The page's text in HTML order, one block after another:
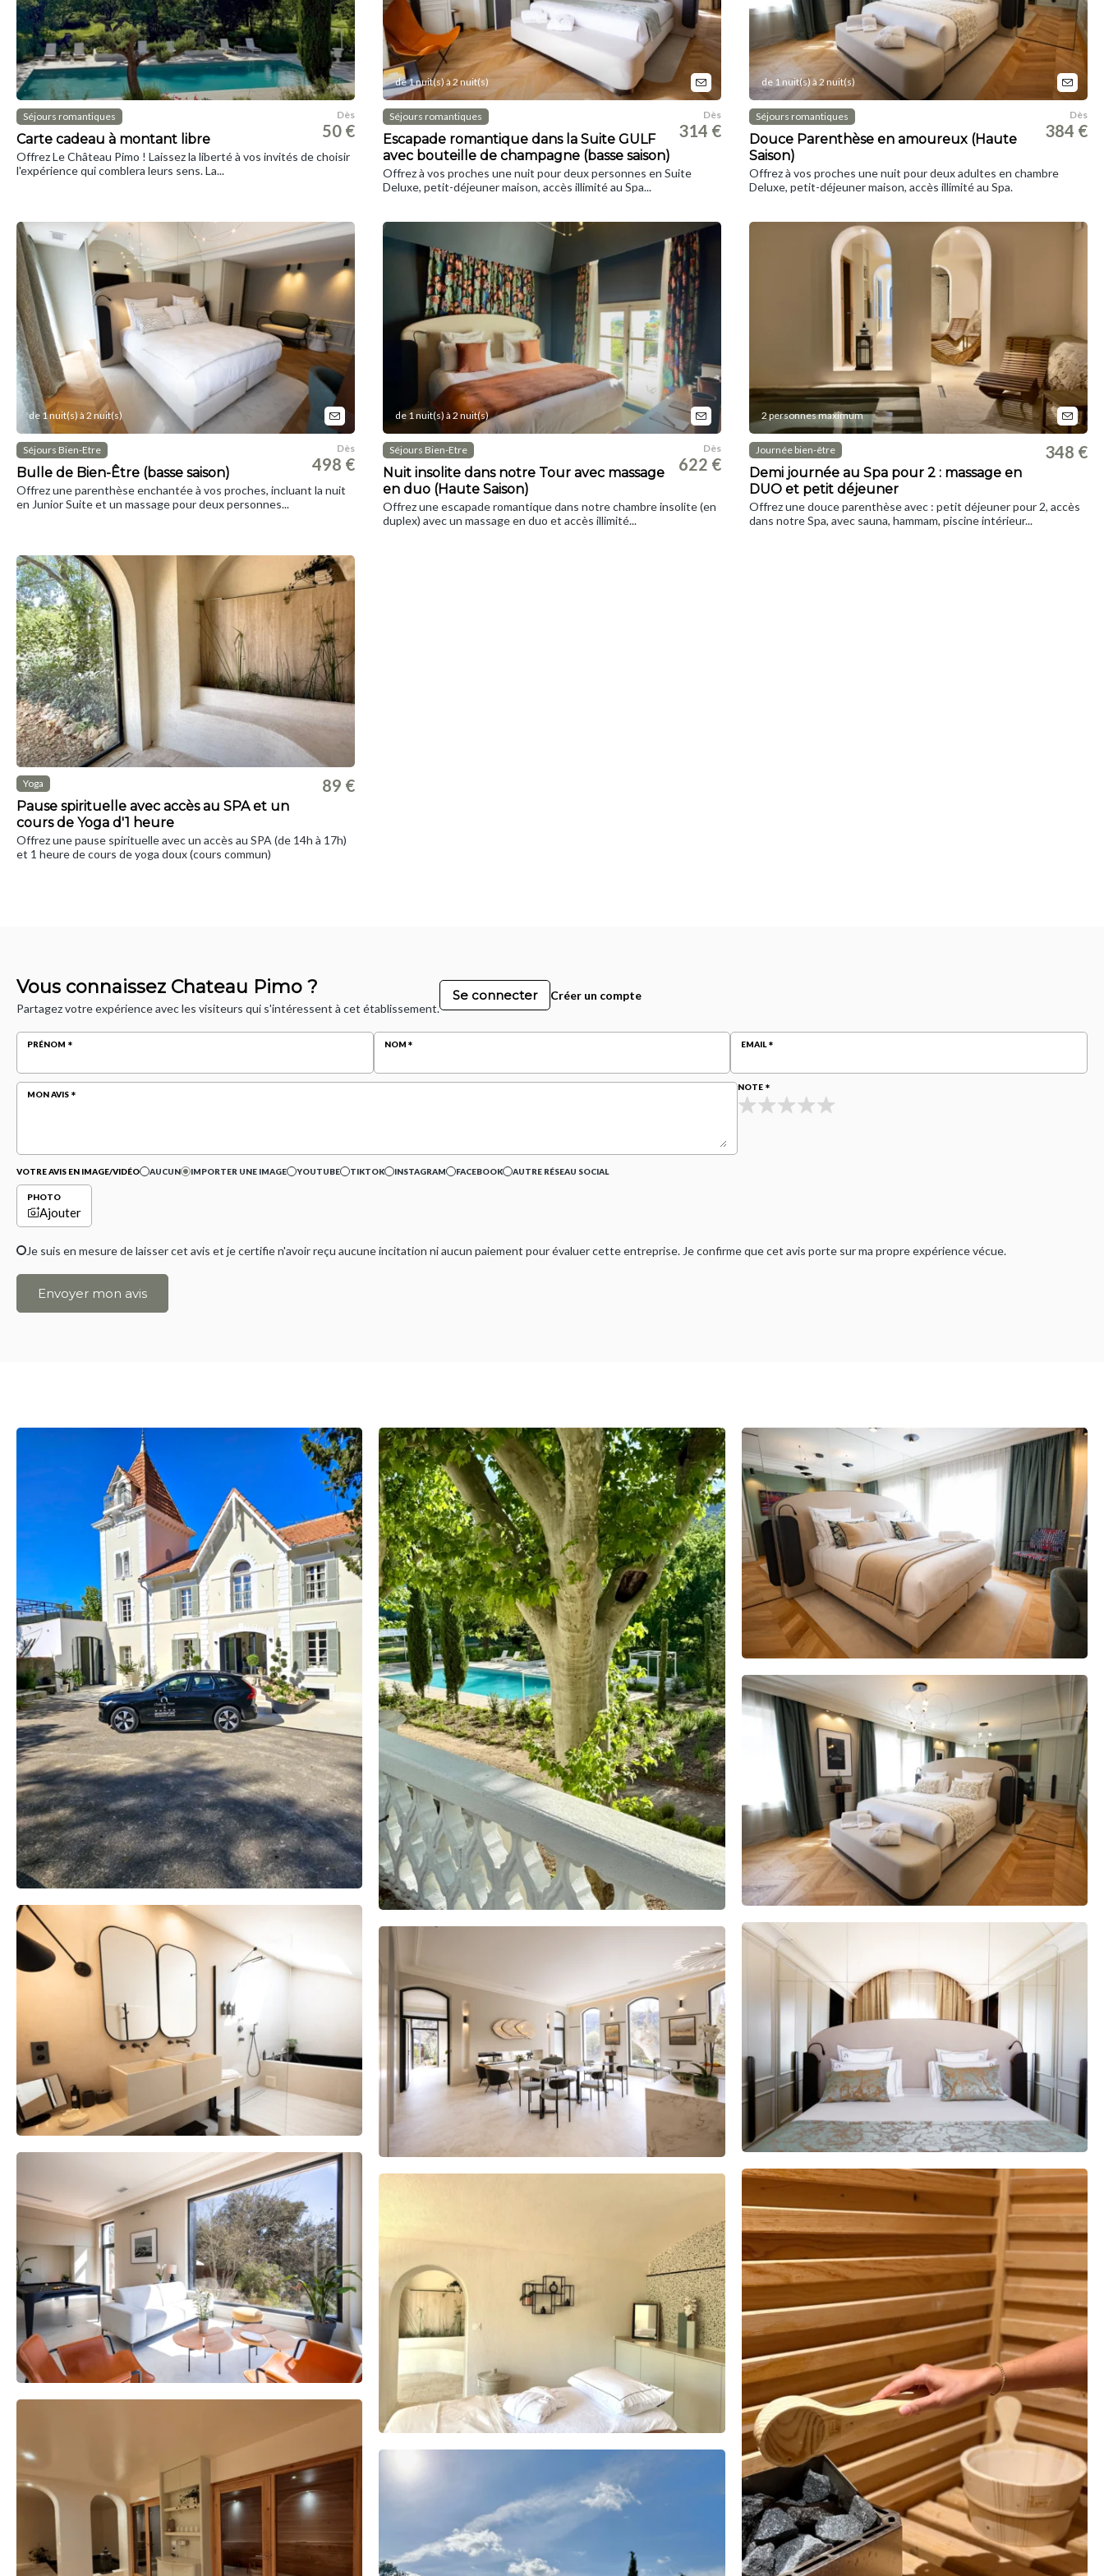
Séjours romantiques
Carte cadeau à montant libre
Dès
50 €
Offrez Le Château Pimo ! Laissez la liberté à vos invités de choisir
l'expérience qui comblera leurs sens. La...
de 1 nuit(s) à 2 nuit(s)
Séjours romantiques
Escapade romantique dans la Suite GULF
avec bouteille de champagne (basse saison)
Dès
314 €
Offrez à vos proches une nuit pour deux personnes en Suite
Deluxe, petit-déjeuner maison, accès illimité au Spa...
de 1 nuit(s) à 2 nuit(s)
Séjours romantiques
Douce Parenthèse en amoureux (Haute
Saison)
Dès
384 €
Offrez à vos proches une nuit pour deux adultes en chambre
Deluxe, petit-déjeuner maison, accès illimité au Spa.
de 1 nuit(s) à 2 nuit(s)
Séjours Bien-Etre
Bulle de Bien-Être (basse saison)
Dès
498 €
Offrez une parenthèse enchantée à vos proches, incluant la nuit
en Junior Suite et un massage pour deux personnes...
de 1 nuit(s) à 2 nuit(s)
Séjours Bien-Etre
Nuit insolite dans notre Tour avec massage
en duo (Haute Saison)
Dès
622 €
Offrez une escapade romantique dans notre chambre insolite (en
duplex) avec un massage en duo et accès illimité...
2 personnes maximum
Journée bien-être
Demi journée au Spa pour 2 : massage en
DUO et petit déjeuner
348 €
Offrez une douce parenthèse avec : petit déjeuner pour 2, accès
dans notre Spa, avec sauna, hammam, piscine intérieur...
Yoga
Pause spirituelle avec accès au SPA et un
cours de Yoga d'1 heure
89 €
Offrez une pause spirituelle avec un accès au SPA (de 14h à 17h)
et 1 heure de cours de yoga doux (cours commun)
Vous connaissez Chateau Pimo ?
Partagez votre expérience avec les visiteurs qui s'intéressent à cet établissement.
Se connecter Créer un compte
PRÉNOM NOM EMAIL
MON AVIS
NOTE
VOTRE AVIS EN IMAGE/VIDÉO AUCUN IMPORTER UNE IMAGE YOUTUBE TIKTOK INSTAGRAM FACEBOOK AUTRE RÉSEAU SOCIAL
PHOTO
Ajouter
Je suis en mesure de laisser cet avis et je certifie n'avoir reçu aucune incitation ni aucun paiement pour évaluer cette entreprise. Je confirme que cet avis porte sur ma propre expérience vécue.
Envoyer mon avis